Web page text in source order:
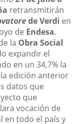
retransmitirán
de Verdi en
de Endesa.
la Obra Social
expandir el
en un 34,7% la
edición anterior
datos que
que
vocación de
en todo el país y